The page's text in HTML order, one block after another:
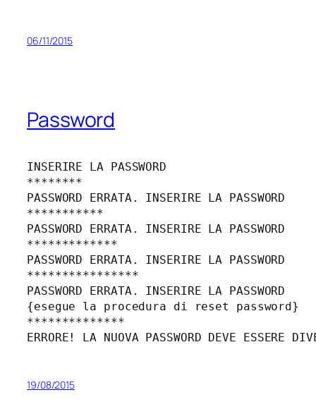
06/11/2015
Password
INSERIRE LA PASSWORD
********
PASSWORD ERRATA. INSERIRE LA PASSWORD
***********
PASSWORD ERRATA. INSERIRE LA PASSWORD
*************
PASSWORD ERRATA. INSERIRE LA PASSWORD
****************
PASSWORD ERRATA. INSERIRE LA PASSWORD
{esegue la procedura di reset password}
**************
19/08/2015